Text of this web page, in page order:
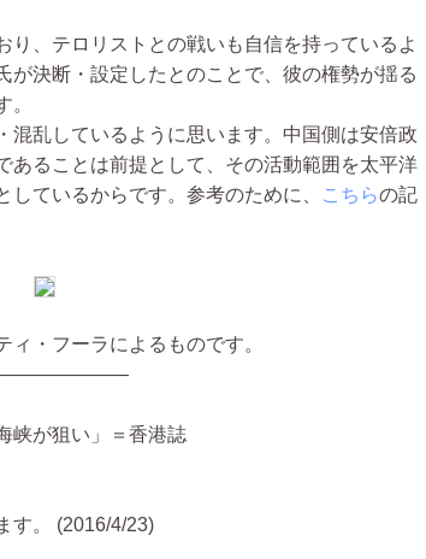
、テロリストとの戦いも自信を持っているよ
が決断・設定したとのことで、彼の権勢が揺る
。
乱しているように思います。中国側は安倍政
あることは前提として、その活動範囲を太平洋
ているからです。参考のために、
こちらの記
・フーラによるものです。
峡が狙い」＝香港誌
す。 (2016/4/23)